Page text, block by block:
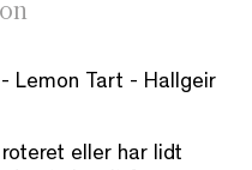
Lemon Tart - Hallgeir
eller har lidt